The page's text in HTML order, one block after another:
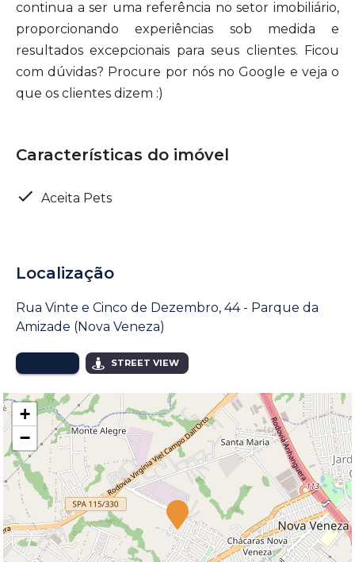
continua a ser uma referência no setor imobiliário,
proporcionando experiências sob medida e
resultados excepcionais para seus clientes. Ficou
com dúvidas? Procure por nós no Google e veja o
que os clientes dizem :)
Características do imóvel
Aceita Pets
Localização
Rua Vinte e Cinco de Dezembro, 44 - Parque da
Amizade (Nova Veneza)
STREET VIEW
+
−